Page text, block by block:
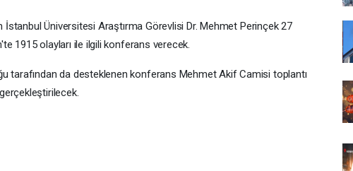
Üniversitesi Araştırma Görevlisi Dr. Mehmet Perinçek 27
1915 olayları ile ilgili konferans verecek.
tarafından da desteklenen konferans Mehmet Akif Camisi toplantı